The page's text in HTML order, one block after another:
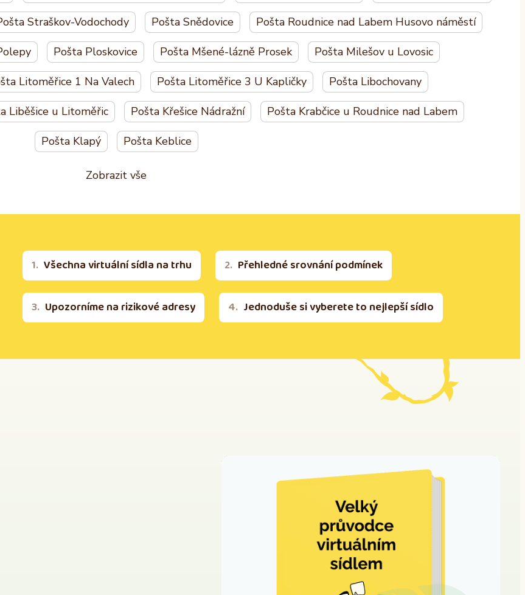
Straškov-Vodochody Pošta Snědovice Pošta Roudnice nad Labem Husovo náměstí
Pošta Ploskovice Pošta Mšené-lázně Prosek Pošta Milešov u Lovosic
Litoměřice 1 Na Valech Pošta Litoměřice 3 U Kapličky Pošta Libochovany
Liběšice u Litoměřic Pošta Křešice Nádražní Pošta Krabčice u Roudnice nad Labem
Pošta Klapý Pošta Keblice
Zobrazit vše
Všechna virtuální sídla na trhu Přehledné srovnání podmínek
Upozorníme na rizikové adresy Jednoduše si vyberete to nejlepší sídlo